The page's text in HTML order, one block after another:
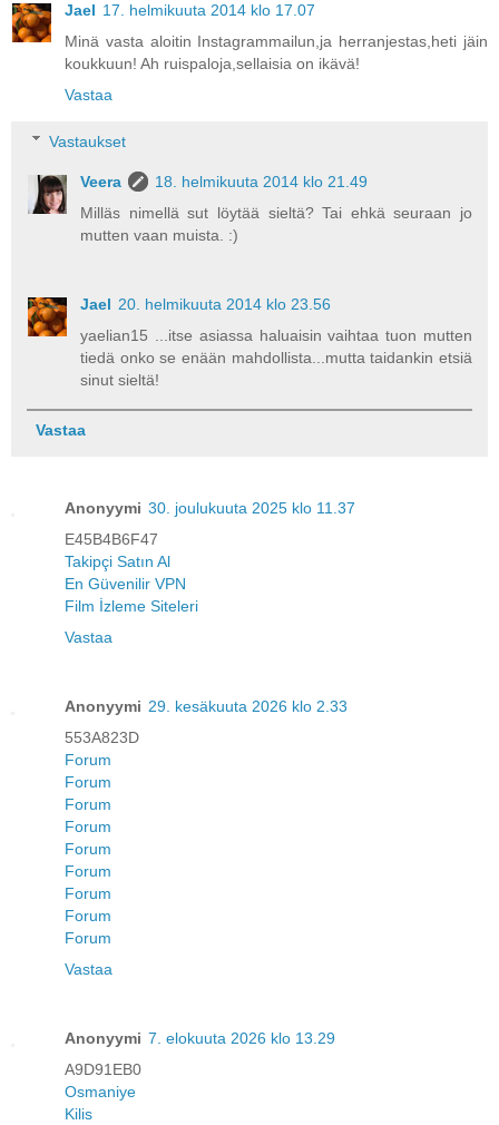
Jael 17. helmikuuta 2014 klo 17.07
Minä vasta aloitin Instagrammailun,ja herranjestas,heti jäin
koukkuun! Ah ruispaloja,sellaisia on ikävä!
Vastaa
Vastaukset
Veera
18. helmikuuta 2014 klo 21.49
Milläs nimellä sut löytää sieltä? Tai ehkä seuraan jo
mutten vaan muista. :)
Jael 20. helmikuuta 2014 klo 23.56
yaelian15 ...itse asiassa haluaisin vaihtaa tuon mutten
tiedä onko se enään mahdollista...mutta taidankin etsiä
sinut sieltä!
Vastaa
Anonyymi 30. joulukuuta 2025 klo 11.37
E45B4B6F47
Takipçi Satın Al
En Güvenilir VPN
Film İzleme Siteleri
Vastaa
Anonyymi 29. kesäkuuta 2026 klo 2.33
553A823D
Forum
Forum
Forum
Forum
Forum
Forum
Forum
Forum
Forum
Vastaa
Anonyymi 7. elokuuta 2026 klo 13.29
A9D91EB0
Osmaniye
Kilis